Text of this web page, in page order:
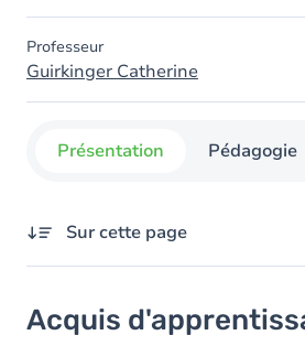
Professeur
Guirkinger Catherine
Présentation Pédagogie
Sur cette page
Objectifs
Acquis